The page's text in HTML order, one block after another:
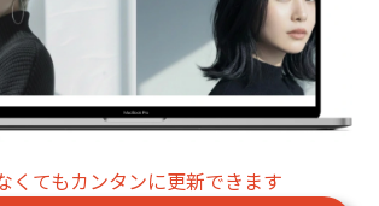
くてもカンタンに更新できます